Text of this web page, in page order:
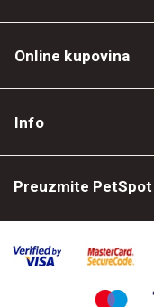
Online kupovina
Info
Preuzmite